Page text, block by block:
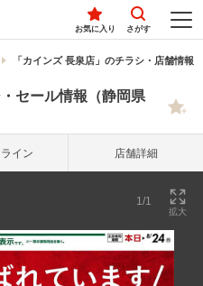
お気に入り さがす
「カインズ 長泉店」のチラシ・店舗情報
セール情報（静岡県
ライン 店舗詳細
1/1
拡大